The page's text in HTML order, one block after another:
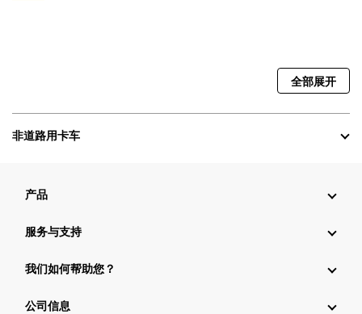
全部展开
非道路用卡车
产品
服务与支持
我们如何帮助您？
公司信息